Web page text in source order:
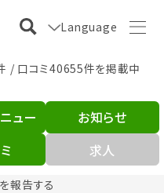
Language
/ 口コミ40655件を掲載中
報告する
ュー
お知らせ
求人